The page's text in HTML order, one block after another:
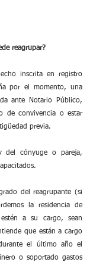
reagrupar?
inscrita en registro
por el momento, una
ante Notario Público,
de convivencia o estar
previa.
del cónyuge o pareja,
del reagrupante (si
la residencia de
a su cargo, sean
que están a cargo
el último año el
o soportado gastos